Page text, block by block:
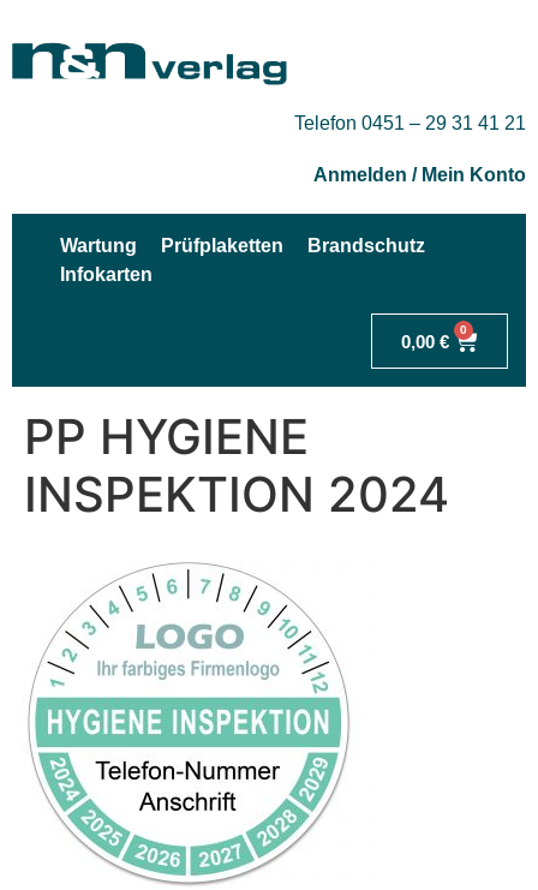
Telefon 0451 – 29 31 41 21
Anmelden / Mein Konto
Wartung Prüfplaketten
Brandschutz
Infokarten
0,00 €
0
PP HYGIENE
INSPEKTION 2024